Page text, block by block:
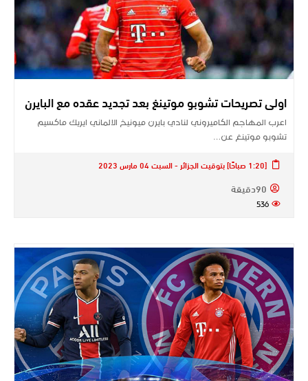
اولى تصريحات تشوبو موتينغ بعد تجديد عقده مع البايرن
اعرب المهاجم الكاميروني لنادي ​بايرن ميونيخ​ الالماني ​ايريك ماكسيم
تشوبو موتينغ​ عن…
[1:20 صباحًا] بتوقيت الجزائر - السبت 04 مارس 2023
90دقيقة
536